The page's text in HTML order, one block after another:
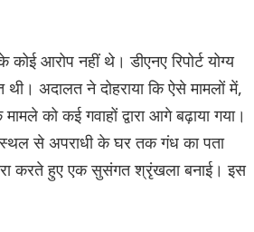
आरोप नहीं थे। डीएनए रिपोर्ट योग्य
थी। अदालत ने दोहराया कि ऐसे मामलों में,
को कई गवाहों द्वारा आगे बढ़ाया गया।
स्थल से अपराधी के घर तक गंध का पता
करते हुए एक सुसंगत श्रृंखला बनाई। इस